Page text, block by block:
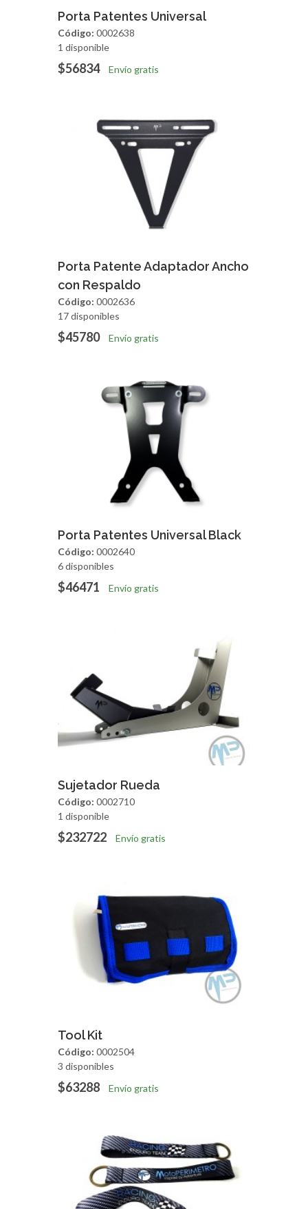
Agregar Vista Rapida
Porta Patentes Universal
Código: 0002638
1 disponible
$56834 Envío gratis
Agregar Vista Rapida
Porta Patente Adaptador Ancho
con Respaldo
Código: 0002636
17 disponibles
$45780 Envío gratis
Agregar Vista Rapida
Porta Patentes Universal Black
Código: 0002640
6 disponibles
$46471 Envío gratis
Agregar
Sujetador Rueda
Código: 0002710
1 disponible
$232722 Envío gratis
Agregar
Tool Kit
Código: 0002504
3 disponibles
$63288 Envío gratis